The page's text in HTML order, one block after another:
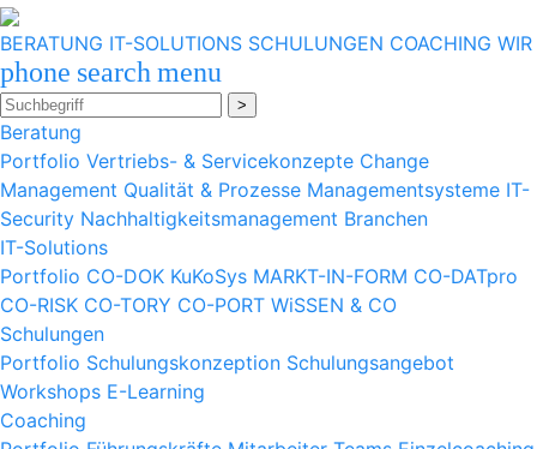
BERATUNG IT-SOLUTIONS SCHULUNGEN COACHING WIR
phone search menu
>
Beratung
Portfolio Vertriebs- & Servicekonzepte Change
Management Qualität & Prozesse Managementsysteme IT-
Security Nachhaltigkeitsmanagement Branchen
IT-Solutions
Portfolio CO-DOK KuKoSys MARKT-IN-FORM CO-DATpro
CO-RISK CO-TORY CO-PORT WiSSEN & CO
Schulungen
Portfolio Schulungskonzeption Schulungsangebot
Workshops E-Learning
Coaching